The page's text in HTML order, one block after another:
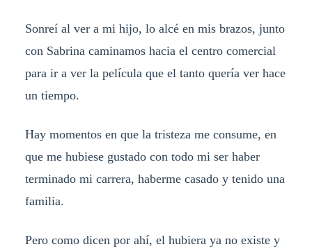
Sonreí al ver a mi hijo, lo alcé en mis brazos, junto
con Sabrina caminamos hacia el centro comercial
para ir a ver la película que el tanto quería ver hace
un tiempo.
Hay momentos en que la tristeza me consume, en
que me hubiese gustado con todo mi ser haber
terminado mi carrera, haberme casado y tenido una
familia.
Pero como dicen por ahí, el hubiera ya no existe y